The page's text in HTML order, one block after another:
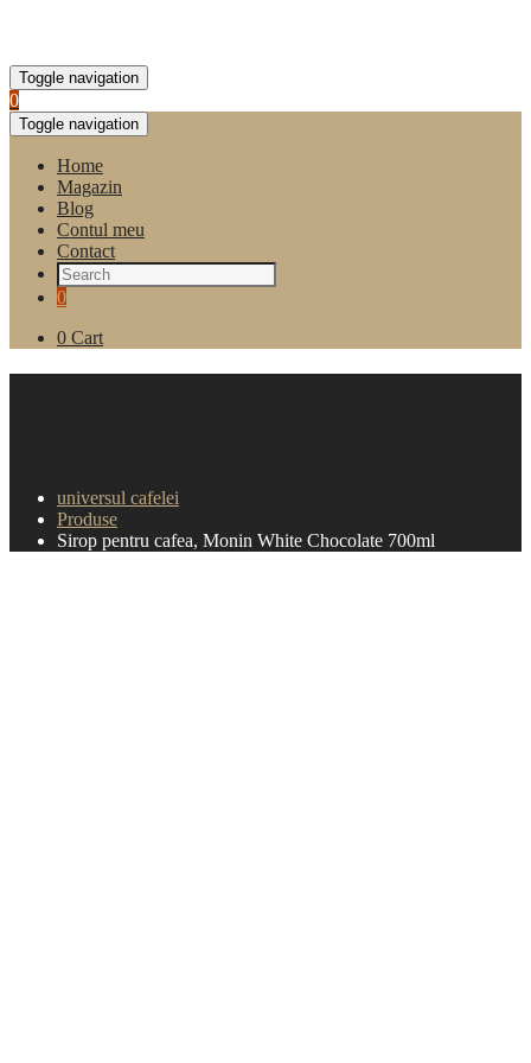
Toggle navigation
0
Toggle navigation
Home
Magazin
Blog
Contul meu
Contact
0
0 Cart
universul cafelei
Produse
Sirop pentru cafea, Monin White Chocolate 700ml